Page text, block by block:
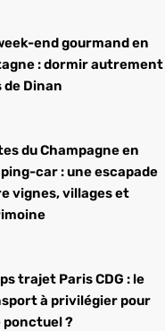
end gourmand en
: dormir autrement
de Dinan
du Champagne en
car : une escapade
vignes, villages et
trajet Paris CDG : le
à privilégier pour
ponctuel ?